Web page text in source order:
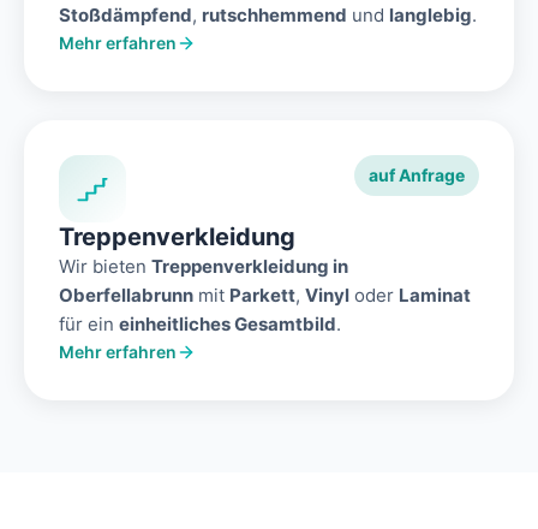
Stoßdämpfend, rutschhemmend und langlebig.
Mehr erfahren
auf Anfrage
Treppenverkleidung
Wir bieten Treppenverkleidung in
Oberfellabrunn mit Parkett, Vinyl oder Laminat
für ein einheitliches Gesamtbild.
Mehr erfahren